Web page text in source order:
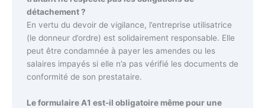
détachement ?
En vertu du devoir de vigilance, l’entreprise utilisatrice
(le donneur d’ordre) est solidairement responsable. Elle
peut être condamnée à payer les amendes ou les
salaires impayés si elle n’a pas vérifié les documents de
conformité de son prestataire.
Le formulaire A1 est-il obligatoire même pour une